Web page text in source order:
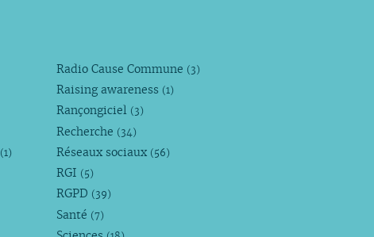
(1)
Radio Cause Commune (3)
Raising awareness (1)
Rançongiciel (3)
Recherche (34)
Réseaux sociaux (56)
RGI (5)
RGPD (39)
Santé (7)